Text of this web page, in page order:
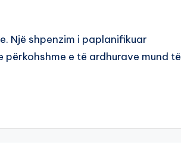
Një shpenzim i paplanifikuar
e të ardhurave mund të